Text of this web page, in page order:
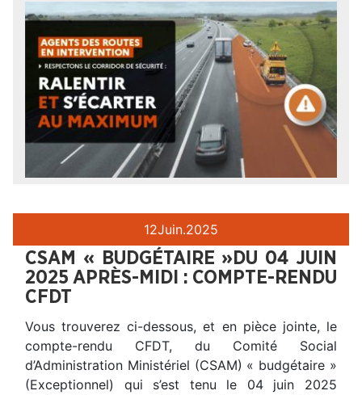
12Juin.2025
CSAM « BUDGÉTAIRE »DU 04 JUIN
2025 APRÈS-MIDI : COMPTE-RENDU
CFDT
Vous trouverez ci-dessous, et en pièce jointe, le
compte-rendu CFDT, du Comité Social
d’Administration Ministériel (CSAM) « budgétaire »
(Exceptionnel) qui s’est tenu le 04 juin 2025